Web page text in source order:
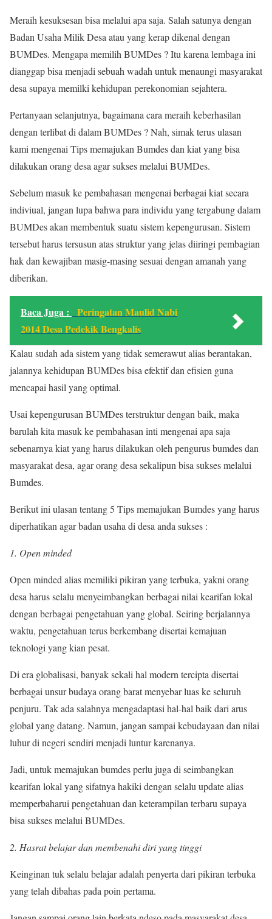
Meraih kesuksesan bisa melalui apa saja. Salah satunya dengan
Badan Usaha Milik Desa atau yang kerap dikenal dengan
BUMDes. Mengapa memilih BUMDes ? Itu karena lembaga ini
dianggap bisa menjadi sebuah wadah untuk menaungi masyarakat
desa supaya memilki kehidupan perekonomian sejahtera.
Pertanyaan selanjutnya, bagaimana cara meraih keberhasilan
dengan terlibat di dalam BUMDes ? Nah, simak terus ulasan
kami mengenai Tips memajukan Bumdes dan kiat yang bisa
dilakukan orang desa agar sukses melalui BUMDes.
Sebelum masuk ke pembahasan mengenai berbagai kiat secara
indiviual, jangan lupa bahwa para individu yang tergabung dalam
BUMDes akan membentuk suatu sistem kepengurusan. Sistem
tersebut harus tersusun atas struktur yang jelas diiringi pembagian
hak dan kewajiban masig-masing sesuai dengan amanah yang
diberikan.
Baca Juga :
Peringatan Maulid Nabi
2014 Desa Pedekik Bengkalis
Kalau sudah ada sistem yang tidak semerawut alias berantakan,
jalannya kehidupan BUMDes bisa efektif dan efisien guna
mencapai hasil yang optimal.
Usai kepengurusan BUMDes terstruktur dengan baik, maka
barulah kita masuk ke pembahasan inti mengenai apa saja
sebenarnya kiat yang harus dilakukan oleh pengurus bumdes dan
masyarakat desa, agar orang desa sekalipun bisa sukses melalui
Bumdes.
Berikut ini ulasan tentang 5 Tips memajukan Bumdes yang harus
diperhatikan agar badan usaha di desa anda sukses :
1. Open minded
Open minded alias memiliki pikiran yang terbuka, yakni orang
desa harus selalu menyeimbangkan berbagai nilai kearifan lokal
dengan berbagai pengetahuan yang global. Seiring berjalannya
waktu, pengetahuan terus berkembang disertai kemajuan
teknologi yang kian pesat.
Di era globalisasi, banyak sekali hal modern tercipta disertai
berbagai unsur budaya orang barat menyebar luas ke seluruh
penjuru. Tak ada salahnya mengadaptasi hal-hal baik dari arus
global yang datang. Namun, jangan sampai kebudayaan dan nilai
luhur di negeri sendiri menjadi luntur karenanya.
Jadi, untuk memajukan bumdes perlu juga di seimbangkan
kearifan lokal yang sifatnya hakiki dengan selalu update alias
memperbaharui pengetahuan dan keterampilan terbaru supaya
bisa sukses melalui BUMDes.
2. Hasrat belajar dan membenahi diri yang tinggi
Keinginan tuk selalu belajar adalah penyerta dari pikiran terbuka
yang telah dibahas pada poin pertama.